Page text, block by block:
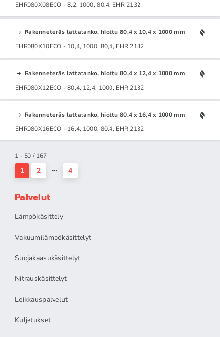
EHR080X08ECO - 8,2, 1000, 80,4, EHR 2132
Rakenneteräs lattatanko, hiottu 80,4 x 10,4 x 1000 mm
EHR080X10ECO - 10,4, 1000, 80,4, EHR 2132
Rakenneteräs lattatanko, hiottu 80,4 x 12,4 x 1000 mm
EHR080X12ECO - 80,4, 12,4, 1000, EHR 2132
Rakenneteräs lattatanko, hiottu 80,4 x 16,4 x 1000 mm
EHR080X16ECO - 16,4, 1000, 80,4, EHR 2132
1 - 50 / 167
1 2 4
Palvelut
Lämpökäsittely
Vakuumilämpökäsittelyt
Suojakaasukäsittelyt
Nitrauskäsittelyt
Leikkauspalvelut
Kuljetukset